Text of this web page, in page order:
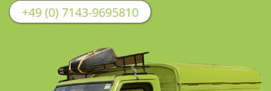
+49 (0) 7143-9695810